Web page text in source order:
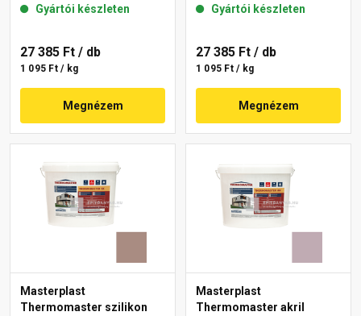
Gyártói készleten
27 385 Ft / db
1 095 Ft / kg
Megnézem
Gyártói készleten
27 385 Ft / db
1 095 Ft / kg
Megnézem
Masterplast
Thermomaster szilikon
Masterplast
Thermomaster akril